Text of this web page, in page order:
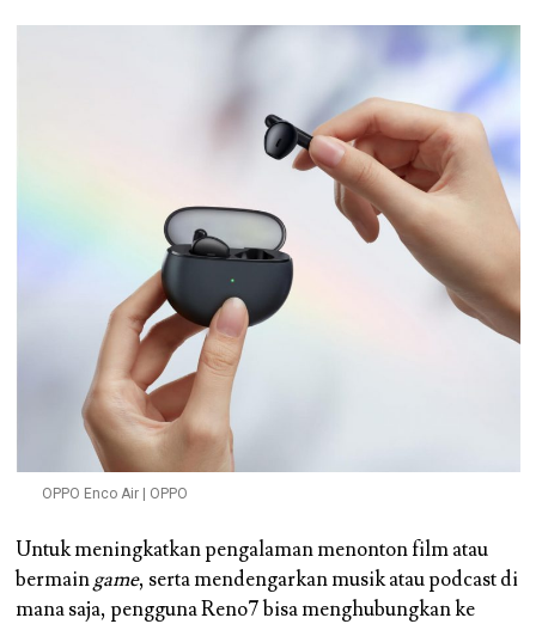
OPPO Enco Air | OPPO
Untuk meningkatkan pengalaman menonton film atau
bermaingame, serta mendengarkan musik atau podcast di
mana saja, pengguna Reno7 bisa menghubungkan ke